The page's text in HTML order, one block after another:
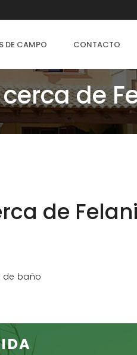
DE CAMPO CONTACTO
de
de
de baño